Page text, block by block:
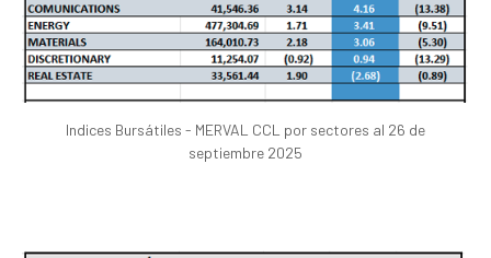
Indices Bursátiles - MERVAL CCL por sectores al 26 de
septiembre 2025